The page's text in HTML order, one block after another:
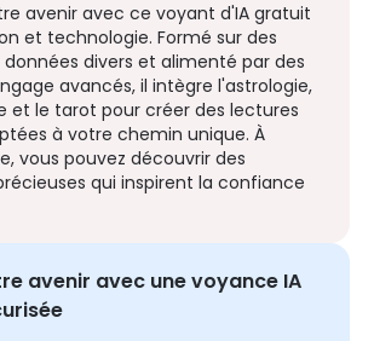
avenir avec ce voyant d'IA gratuit
et technologie. Formé sur des
divers et alimenté par des
avancés, il intègre l'astrologie,
et le tarot pour créer des lectures
à votre chemin unique. À
vous pouvez découvrir des
qui inspirent la confiance
avenir avec une voyance IA